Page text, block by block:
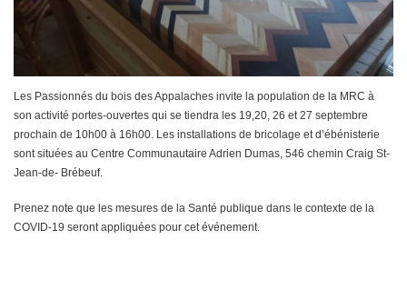
Les Passionnés du bois des Appalaches invite la population de la MRC à
son activité portes-ouvertes qui se tiendra les 19,20, 26 et 27 septembre
prochain de 10h00 à 16h00. Les installations de bricolage et d’ébénisterie
sont situées au Centre Communautaire Adrien Dumas, 546 chemin Craig St-
Jean-de- Brébeuf.
Prenez note que les mesures de la Santé publique dans le contexte de la
COVID-19 seront appliquées pour cet événement.